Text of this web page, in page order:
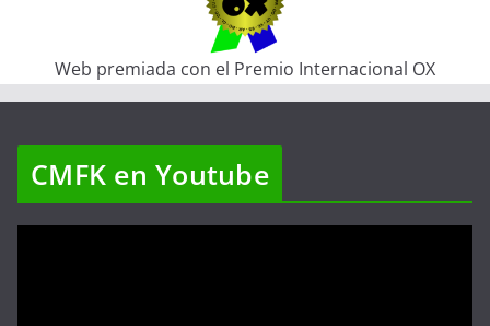
Web premiada con el Premio Internacional OX
CMFK en Youtube